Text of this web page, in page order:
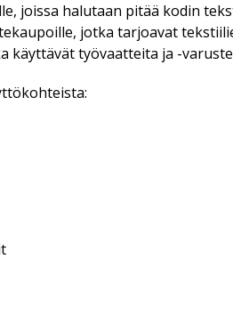
joissa halutaan pitää kodin
jotka tarjoavat
käyttävät työvaatteita ja -